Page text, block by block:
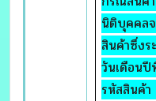
นิติบุคคล
สินค้าซึ่งร
วันเดือน
รหัสสินค้